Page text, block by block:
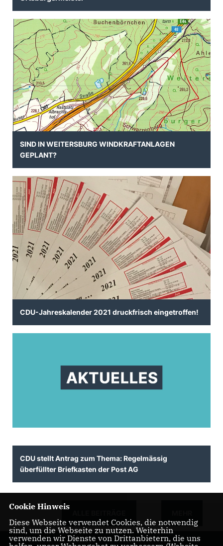
SIND IN WEITERSBURG WINDKRAFTANLAGEN
GEPLANT?
CDU-Jahreskalender 2021 druckfrisch eingetroffen!
CDU stellt Antrag zum Thema: Regelmässig
überfüllter Briefkasten der Post AG
Cookie Hinweis
Diese Webseite verwendet Cookies, die notwendig
sind, um die Webseite zu nutzen. Weiterhin
verwenden wir Dienste von Drittanbietern, die uns